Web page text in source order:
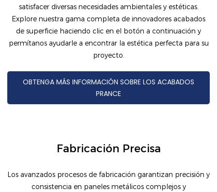
satisfacer diversas necesidades ambientales y estéticas.
Explore nuestra gama completa de innovadores acabados
de superficie haciendo clic en el botón a continuación y
permítanos ayudarle a encontrar la estética perfecta para su
proyecto.
OBTENGA MÁS INFORMACIÓN SOBRE LOS ACABADOS
PRANCE
Fabricación Precisa
Los avanzados procesos de fabricación garantizan precisión y
consistencia en paneles metálicos complejos y